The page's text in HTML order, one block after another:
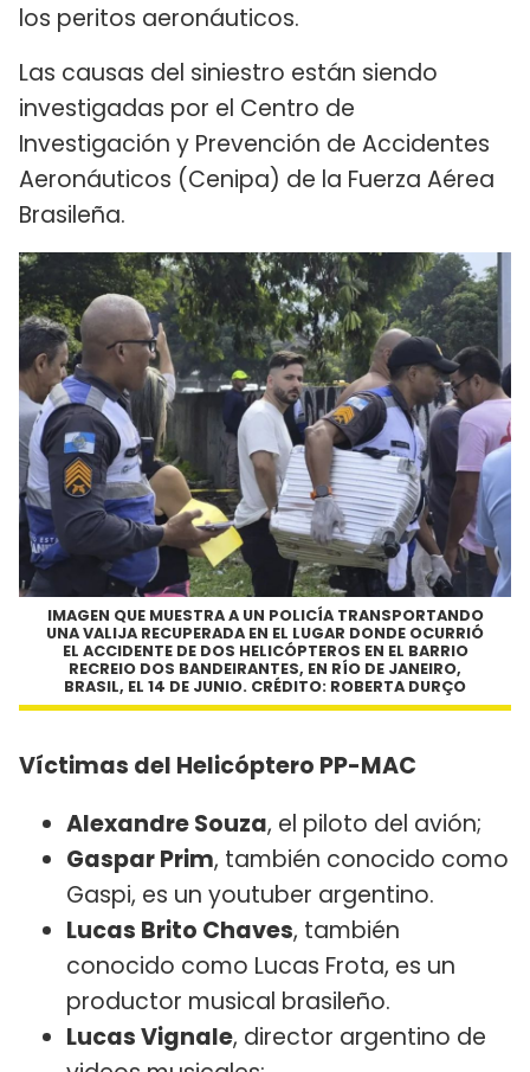
los peritos aeronáuticos.
Las causas del siniestro están siendo
investigadas por el Centro de
Investigación y Prevención de Accidentes
Aeronáuticos (Cenipa) de la Fuerza Aérea
Brasileña.
IMAGEN QUE MUESTRA A UN POLICÍA TRANSPORTANDO
UNA VALIJA RECUPERADA EN EL LUGAR DONDE OCURRIÓ
EL ACCIDENTE DE DOS HELICÓPTEROS EN EL BARRIO
RECREIO DOS BANDEIRANTES, EN RÍO DE JANEIRO,
BRASIL, EL 14 DE JUNIO. CRÉDITO: ROBERTA DURÇO
Víctimas del Helicóptero PP-MAC
Alexandre Souza, el piloto del avión;
Gaspar Prim, también conocido como
Gaspi, es un youtuber argentino.
Lucas Brito Chaves, también
conocido como Lucas Frota, es un
productor musical brasileño.
Lucas Vignale, director argentino de